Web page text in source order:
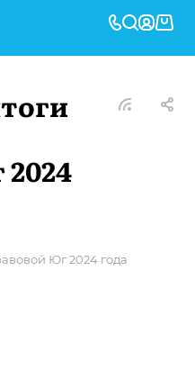
Юг 2024 года